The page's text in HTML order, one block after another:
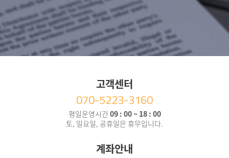
고객센터
070-5223-3160
평일운영시간09 : 00 ~ 18 : 00
토, 일요일, 공휴일은 휴무입니다.
계좌안내